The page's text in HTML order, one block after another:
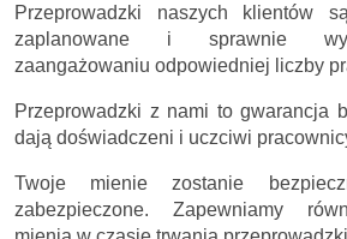
Przeprowadzki naszych klientów
zaplanowane i sprawnie
zaangażowaniu odpowiedniej liczby
Przeprowadzki z nami to gwarancja
dają doświadczeni i uczciwi
Twoje mienie zostanie
zabezpieczone. Zapewniamy